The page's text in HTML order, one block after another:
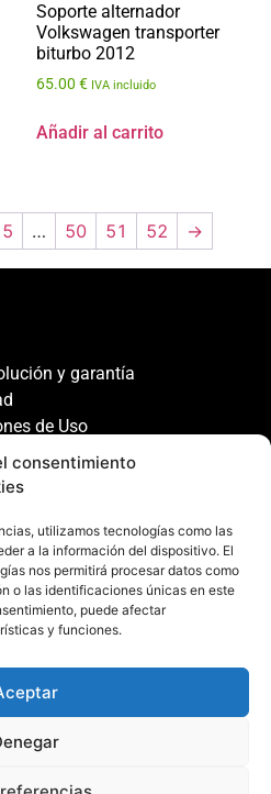
consentimiento
utilizamos tecnologías como las
a la información del dispositivo. El
nos permitirá procesar datos como
o las identificaciones únicas en este
puede afectar
y funciones.
Soporte alternador
Volkswagen transporter
biturbo 2012
65.00 € IVA incluido
Añadir al carrito
5 … 50 51 52 →
y garantía
de Uso